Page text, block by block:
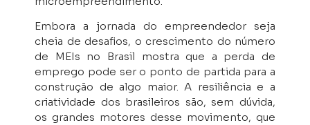
Embora a jornada do empreendedor seja
cheia de desafios, o crescimento do número
de MEIs no Brasil mostra que a perda de
emprego pode ser o ponto de partida para a
construção de algo maior. A resiliência e a
criatividade dos brasileiros são, sem dúvida,
os grandes motores desse movimento, que